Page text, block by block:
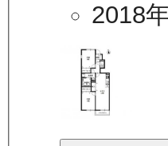
2018